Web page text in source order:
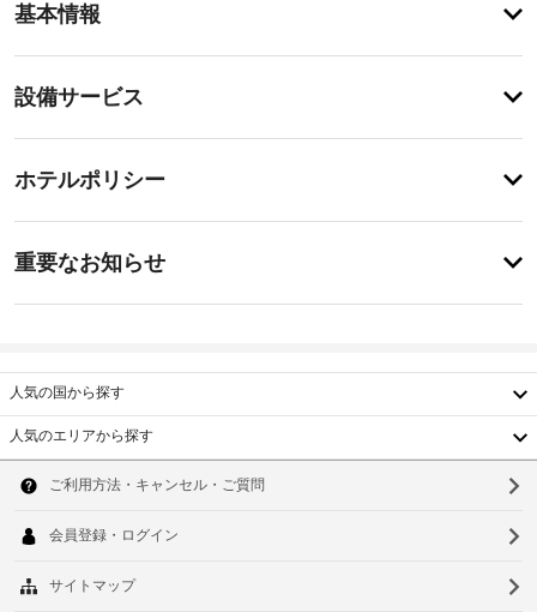
基本情報
室
備
ー
ス
部
る
冷
房
完
備
の
室
で、
滞
設備サービス
設
ー
煙
椅
し
ホテルポリシー
ェ
ッ
ク
イ
ン
23:30
施
設
定
る
用
重要なお知らせ
前
に
べ
き
ホ
テ
ポ
シ
人気の国から探す
韓
国
人気のエリアから探す
ウ